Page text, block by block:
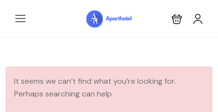
It seems we can’t find what you’re looking for.
Perhaps searching can help.